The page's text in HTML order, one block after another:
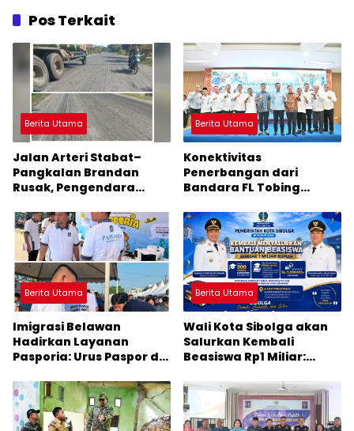
Pos Terkait
Berita Utama
Jalan Arteri Stabat–
Pangkalan Brandan
Rusak, Pengendara
Berita Utama
Konektivitas
Penerbangan dari
Bandara FL Tobing
Jadi Perhatian Anggota
DPR RI Muhammad Lokot
Nasution
Berita Utama
Imigrasi Belawan
Hadirkan Layanan
Pasporia: Urus Paspor di
Berita Utama
Wali Kota Sibolga akan
Salurkan Kembali
Beasiswa Rp1 Miliar:
Mahasiswa Korban
Bencana